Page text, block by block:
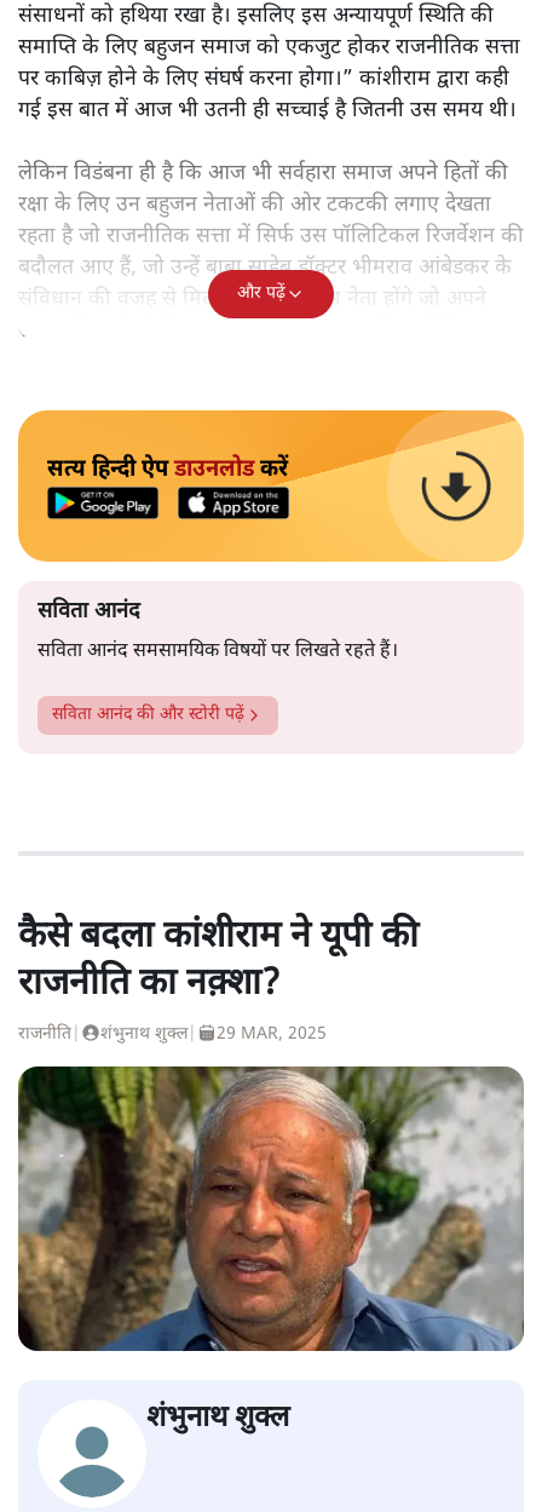
संसाधनों को हथिया रखा है। इसलिए इस अन्यायपूर्ण स्थिति की
समाप्ति के लिए बहुजन समाज को एकजुट होकर राजनीतिक सत्ता
पर काबिज़ होने के लिए संघर्ष करना होगा।” कांशीराम द्वारा कही
गई इस बात में आज भी उतनी ही सच्चाई है जितनी उस समय थी।
लेकिन विडंबना ही है कि आज भी सर्वहारा समाज अपने हितों की
रक्षा के लिए उन बहुजन नेताओं की ओर टकटकी लगाए देखता
रहता है जो राजनीतिक सत्ता में सिर्फ उस पॉलिटिकल रिजर्वेशन की
बदौलत आए हैं, जो उन्हें बाबा साहेब डॉक्टर भीमराव आंबेडकर के
संविधान की वजह से मिला। ऐसे बहुत कम नेता होंगे जो अपने
समाज के मुद्दों को विधानसभाओं में और संसद में उठाते हैं।
और पढ़ें
सत्य हिन्दी ऐपडाउनलोडकरें
सविता आनंद
सविता आनंद समसामयिक विषयों पर लिखते रहते हैं।
सविता आनंदकी और स्टोरी पढ़ें
कैसे बदला कांशीराम ने यूपी की
राजनीति का नक़्शा?
राजनीति शंभुनाथ शुक्ल| 29 MAR, 2025
शंभुनाथ शुक्ल